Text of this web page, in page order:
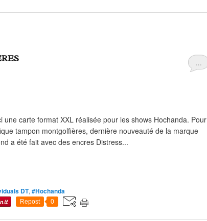
…
une carte format XXL réalisée pour les shows Hochanda. Pour
tampon montgolfières, dernière nouveauté de la marque
a été fait avec des encres Distress...
DT, #Hochanda
Repost 0